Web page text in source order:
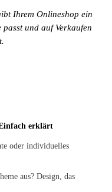
Ihrem Onlineshop ein
und auf Verkaufen
erklärt
oder individuelles
aus? Design, das